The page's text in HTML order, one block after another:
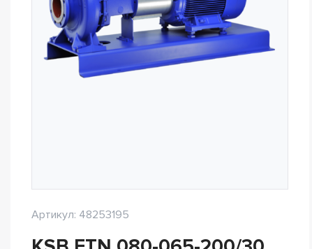
Артикул: 48253195